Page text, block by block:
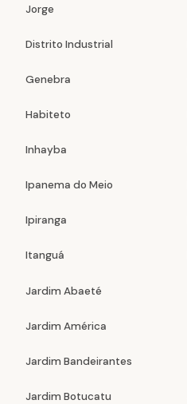
Jorge
Distrito Industrial
Genebra
Habiteto
Inhayba
Ipanema do Meio
Ipiranga
Itanguá
Jardim Abaeté
Jardim América
Jardim Bandeirantes
Jardim Botucatu